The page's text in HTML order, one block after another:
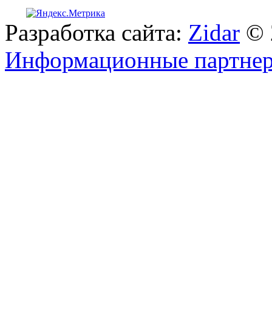
Разработка сайта: Zidar ©
Информационные